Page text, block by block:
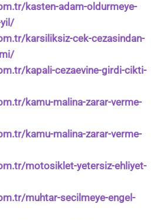
kasten-adam-oldurmeye-
karsiliksiz-cek-cezasindan-
kapali-cezaevine-girdi-cikti-
kamu-malina-zarar-verme-
kamu-malina-zarar-verme-
motosiklet-yetersiz-ehliyet-
muhtar-secilmeye-engel-